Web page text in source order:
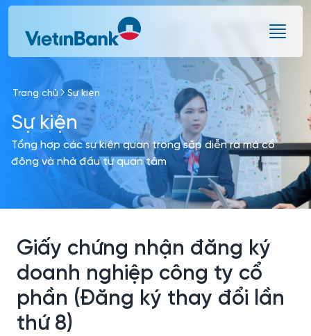
Skip to Main Content
Trang chủ Sự kiện
Sự kiện
Tổng hợp các sự kiện quan trọng sắp diễn ra mà cổ
đông và nhà đầu tư quan tâm
Giấy chứng nhận đăng ký
doanh nghiệp công ty cổ
phần (Đăng ký thay đổi lần
thứ 8)